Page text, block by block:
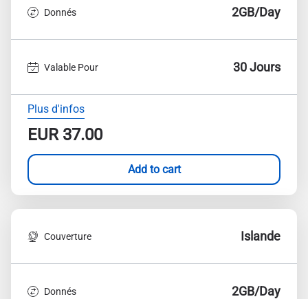
Donnés 2GB/Day
Valable Pour 30 Jours
Plus d'infos
EUR37.00
Add to cart
Couverture Islande
Donnés 2GB/Day